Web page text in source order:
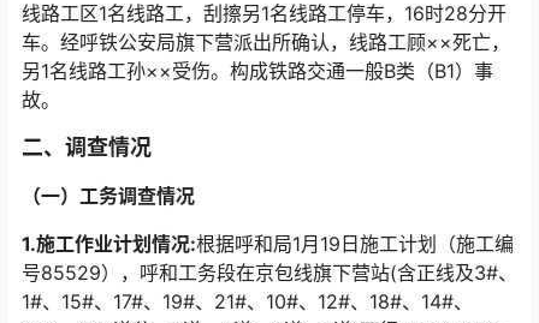
线路工区1名线路工，刮擦另1名线路工停车，16时28分开
车。经呼铁公安局旗下营派出所确认，线路工顾××死亡，
另1名线路工孙××受伤。构成铁路交通一般B类（B1）事
故。󠅅󠅃󠄵󠅂󠄪󠇖󠆨󠆨󠇕󠆞󠆒󠅬󠇘󠆭󠆘󠇙󠆝󠅵󠇗󠆭󠆁󠄐󠇗󠅹󠅸󠇖󠆍󠅳󠇖󠅹󠅰󠇖󠆌󠅹
二、调查情况
（一）工务调查情况
1.施工作业计划情况:根据呼和局1月19日施工计划（施工编
号85529），呼和工务段在京包线旗下营站(含正线及3#、
1#、15#、17#、19#、21#、10#、12#、18#、14#、